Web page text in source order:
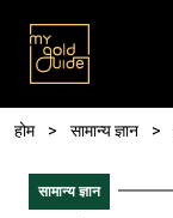
पग चिन्ह
होम सामान्य ज्ञान
सामान्य ज्ञान